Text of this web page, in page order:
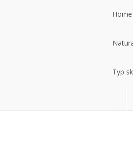
Home
Home
Typ
Typ